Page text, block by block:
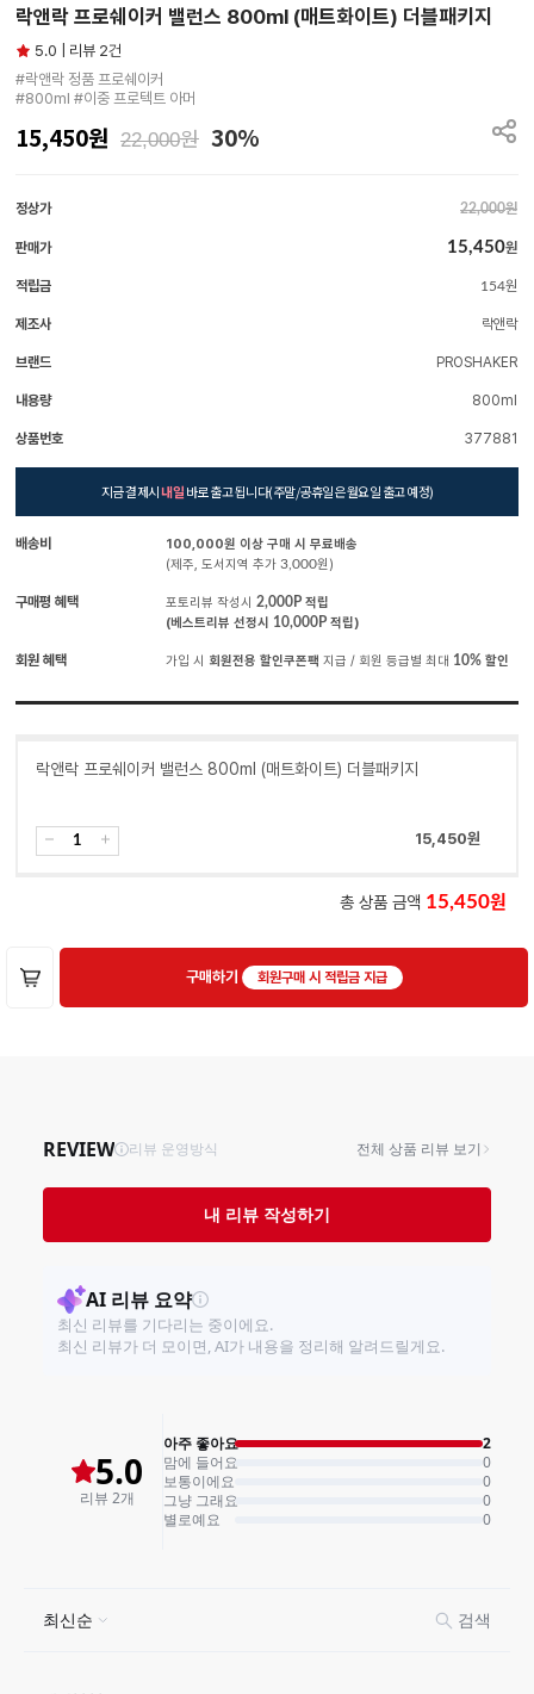
락앤락 프로쉐이커 밸런스 800ml (매트화이트) 더블패키지
5.0 | 리뷰 2건
#락앤락 정품 프로쉐이커
#800ml #이중 프로텍트 아머
15,450원 22,000원 30%
정상가 22,000원
판매가 15,450원
적립금 154원
제조사 락앤락
브랜드 PROSHAKER
내용량 800ml
상품번호 377881
지금 결제시내일바로 출고 됩니다(주말/공휴일은 월요일 출고 예정)
배송비
100,000원 이상 구매 시 무료배송
(제주, 도서지역 추가 3,000원)
구매평 혜택 포토리뷰 작성시 2,000P적립
(베스트리뷰 선정시 10,000P적립)
회원 혜택 가입 시 회원전용 할인쿠폰팩 지급 / 회원 등급별 최대 10%할인
락앤락 프로쉐이커 밸런스 800ml (매트화이트) 더블패키지
15,450원
총 상품 금액 15,450
구매하기 회원구매 시 적립금 지급